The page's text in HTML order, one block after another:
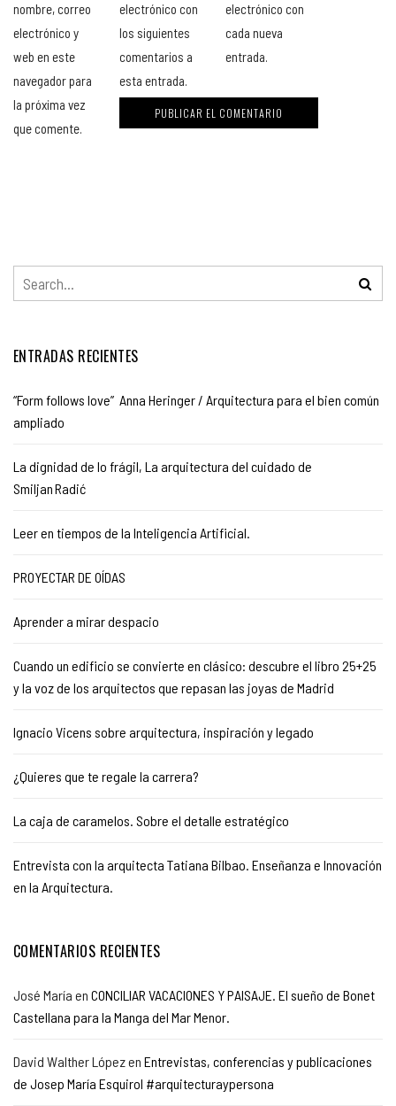
nombre, correo
electrónico y
web en este
navegador para
la próxima vez
que comente.
electrónico con
los siguientes
comentarios a
esta entrada.
electrónico con
cada nueva
entrada.
ENTRADAS RECIENTES
“Form follows love” Anna Heringer / Arquitectura para el bien común
ampliado
La dignidad de lo frágil, La arquitectura del cuidado de
Smiljan Radić
Leer en tiempos de la Inteligencia Artificial.
PROYECTAR DE OÍDAS
Aprender a mirar despacio
Cuando un edificio se convierte en clásico: descubre el libro 25+25
y la voz de los arquitectos que repasan las joyas de Madrid
Ignacio Vicens sobre arquitectura, inspiración y legado
¿Quieres que te regale la carrera?
La caja de caramelos. Sobre el detalle estratégico
Entrevista con la arquitecta Tatiana Bilbao. Enseñanza e Innovación
en la Arquitectura.
COMENTARIOS RECIENTES
José María en CONCILIAR VACACIONES Y PAISAJE. El sueño de Bonet
Castellana para la Manga del Mar Menor.
David Walther Lópezen Entrevistas, conferencias y publicaciones
de Josep María Esquirol #arquitecturaypersona